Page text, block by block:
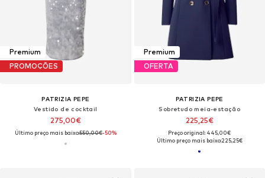
Premium
PROMOÇÕES
PATRIZIA PEPE
Vestido de cocktail
275,00€
Último preço mais baixo:550,00€-50%
Premium
OFERTA
PATRIZIA PEPE
Sobretudo meia-estação
225,25€
Preço original: 445,00€
Último preço mais baixo:225,25€